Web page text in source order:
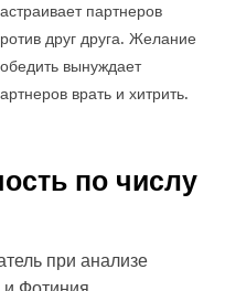
партнеров
друг друга. Желание
вынуждает
врать и хитрить.
по числу
при анализе